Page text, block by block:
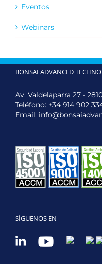
Eventos
Webinars
BONSAI ADVANCED
Av. Valdelaparra 27 -
Teléfono: +34 914 902
Email:
SÍGUENOS EN